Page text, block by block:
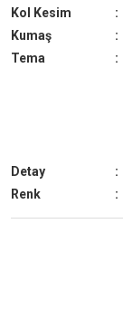
Kol Kesim
:
Kumaş
:
Tema
:
Detay
:
Renk
: